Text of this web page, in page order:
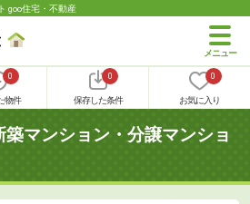
goo住宅・不動産
0
物件
0
保存した条件
0
お気に入り
マンション・分譲マンショ